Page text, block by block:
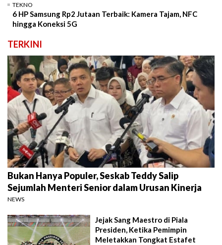
TEKNO
6 HP Samsung Rp2 Jutaan Terbaik: Kamera Tajam, NFC
hingga Koneksi 5G
TERKINI
Bukan Hanya Populer, Seskab Teddy Salip
Sejumlah Menteri Senior dalam Urusan Kinerja
NEWS
Jejak Sang Maestro di Piala
Presiden, Ketika Pemimpin
Meletakkan Tongkat Estafet